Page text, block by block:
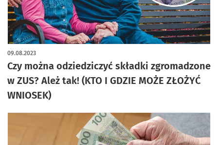
Czy można odziedziczyć składki zgromadzone
w ZUS? Ależ tak! (KTO I GDZIE MOŻE ZŁOŻYĆ
WNIOSEK)
09.08.2023